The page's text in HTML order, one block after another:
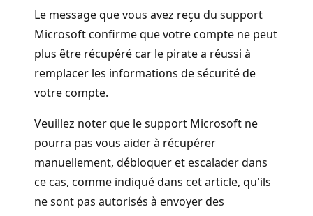
Le message que vous avez reçu du support
Microsoft confirme que votre compte ne peut
plus être récupéré car le pirate a réussi à
remplacer les informations de sécurité de
votre compte.
Veuillez noter que le support Microsoft ne
pourra pas vous aider à récupérer
manuellement, débloquer et escalader dans
ce cas, comme indiqué dans cet article, qu'ils
ne sont pas autorisés à envoyer des